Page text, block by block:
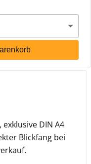
exklusive DIN A4
Blickfang bei